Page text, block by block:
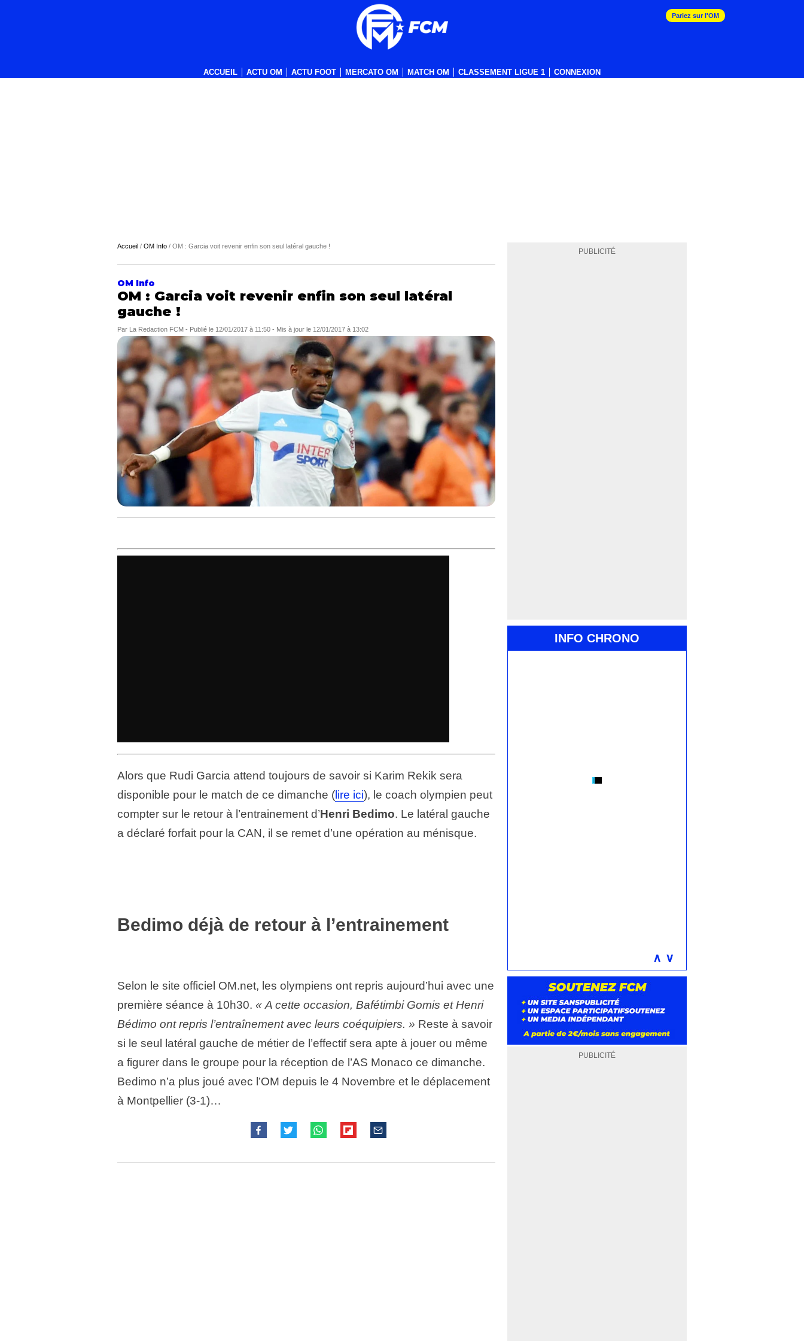
ACCUEIL ACTU OM ACTU FOOT MERCATO OM MATCH OM CLASSEMENT LIGUE 1 CONNEXION
Pariez sur l'OM
PUBLICITÉ
INFO CHRONO
∧ ∨
PUBLICITÉ
Accueil / OM Info / OM : Garcia voit revenir enfin son seul latéral gauche !
OM Info
OM : Garcia voit revenir enfin son seul latéral
gauche !
Par La Redaction FCM - Publié le 12/01/2017 à 11:50 - Mis à jour le 12/01/2017 à 13:02
Alors que Rudi Garcia attend toujours de savoir si Karim Rekik sera
disponible pour le match de ce dimanche ( lire ici), le coach olympien peut
compter sur le retour à l’entrainement d’Henri Bedimo. Le latéral gauche
a déclaré forfait pour la CAN, il se remet d’une opération au ménisque.
Bedimo déjà de retour à l’entrainement
Selon le site officiel OM.net, les olympiens ont repris aujourd’hui avec une
première séance à 10h30. « A cette occasion, Bafétimbi Gomis et Henri
Bédimo ont repris l’entraînement avec leurs coéquipiers. » Reste à savoir
si le seul latéral gauche de métier de l’effectif sera apte à jouer ou même
a figurer dans le groupe pour la réception de l’AS Monaco ce dimanche.
Bedimo n’a plus joué avec l’OM depuis le 4 Novembre et le déplacement
à Montpellier (3-1)…